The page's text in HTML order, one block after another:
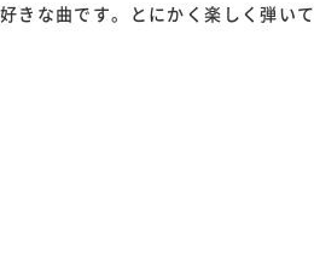
きな曲です。とにかく楽しく弾い